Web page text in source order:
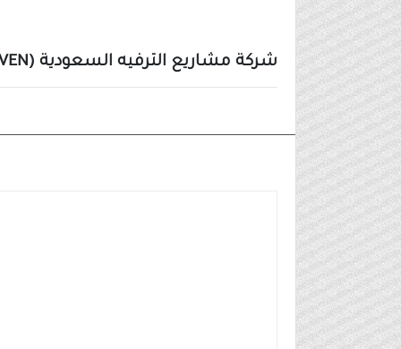
شركة مشاريع الترفيه السعودية (SEVEN) تعلن وظائف في (5 مدن بالمملكة)